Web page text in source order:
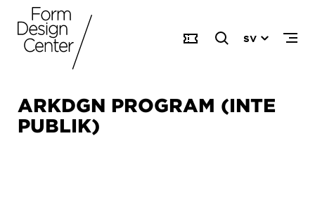
SV
ARKDGN PROGRAM (INTE
PUBLIK)